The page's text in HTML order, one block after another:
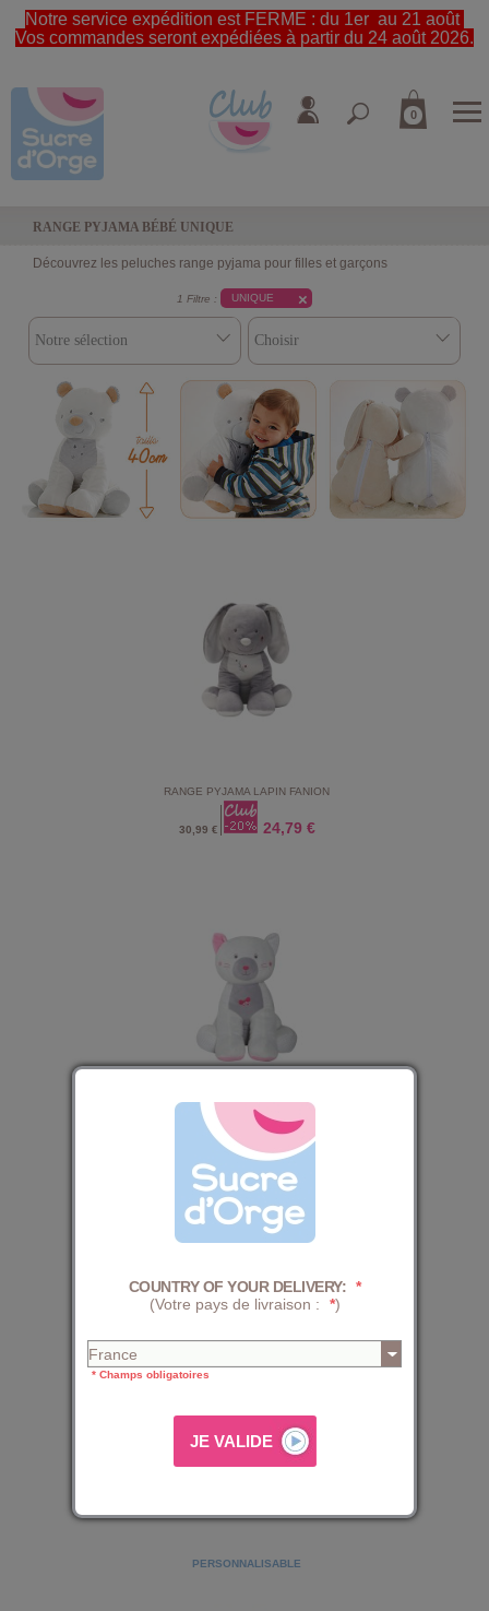
Notre service expédition est FERME : du 1er au 21 août
Vos commandes seront expédiées à partir du 24 août 2026.
0
RANGE PYJAMA BÉBÉ UNIQUE
Découvrez les peluches range pyjama pour filles et garçons
1 Filtre : UNIQUE
RANGE PYJAMA LAPIN FANION
30,99 € 24,79 €
RANGE PYJAMA PELUCHE CHAT
30,99 € 24,79 €
RANGE PYJAMA LAPIN VELOURS DOUX
PERSONNALISABLE
COUNTRY OF YOUR DELIVERY: *
(Votre pays de livraison :
*)
* Champs obligatoires